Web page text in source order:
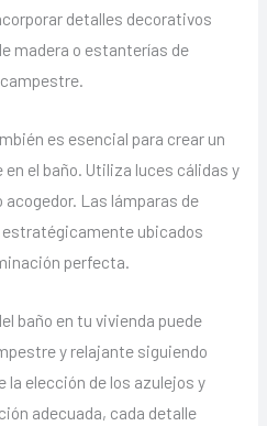
detalles decorativos
madera o estanterías de
es esencial para crear un
el baño. Utiliza luces cálidas y
Las lámparas de
ubicados
perfecta.
baño en tu vivienda puede
y relajante siguiendo
la elección de los azulejos y
adecuada, cada detalle